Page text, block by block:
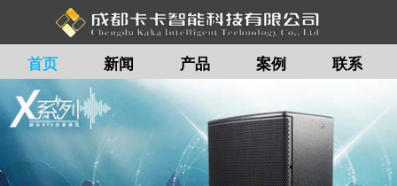
首页 新闻 产品 案例 联系
留言